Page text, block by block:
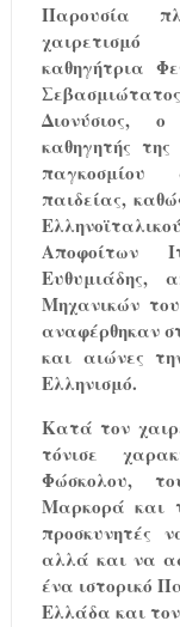
Παρουσία
καθηγήτρια
Διονύσιος,
καθηγητής
παγκοσμίου
παιδείας,
Αποφοίτων
Ευθυμιάδης,
Μηχανικών
αναφέρθηκαν
και αιώνες
Ελληνισμό.
Κατά τον
τόνισε
Φώσκολου,
Μαρκορά και
προσκυνητές
αλλά και να
ένα ιστορικό
Ελλάδα και